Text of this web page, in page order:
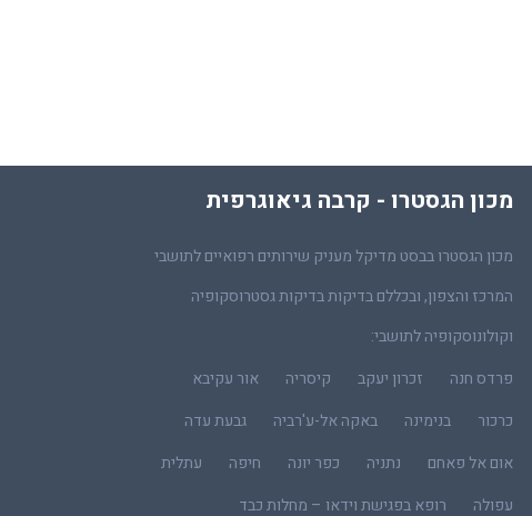
מכון הגסטרו - קרבה גיאוגרפית
מכון הגסטרו בבסט מדיקל מעניק שירותים רפואיים לתושבי
המרכז והצפון, ובכללם בדיקות בדיקות גסטרוסקופיה
וקולונוסקופיה לתושבי:
פרדס חנה
זכרון יעקב קיסריה
אור עקיבא
כרכור
בנימינה באקה אל-ע'רביה
גבעת עדה
אום אל פאחם
נתניה כפר יונה חיפה
עתלית
עפולה
רופא בפגישת וידאו – מחלות כבד